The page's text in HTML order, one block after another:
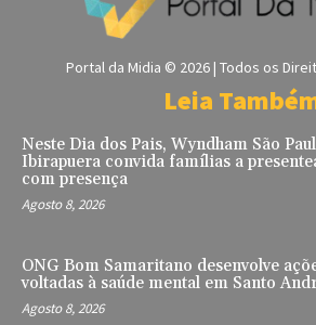
Portal da Midia © 2026 | Todos os
Leia
Neste Dia dos Pais, Wyndham São
Ibirapuera convida famílias a
com presença
Agosto 8, 2026
ONG Bom Samaritano desenvolve
voltadas à saúde mental em Santo
Agosto 8, 2026